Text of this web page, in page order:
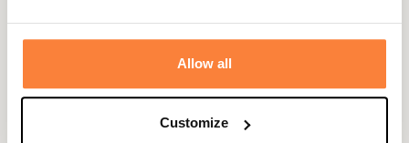
Allow all
Customize
pressions au niveau de la taille.
Soncol en velours côtelédonne une touche de style
à pressions pour une protection optimale. Elle est dotée